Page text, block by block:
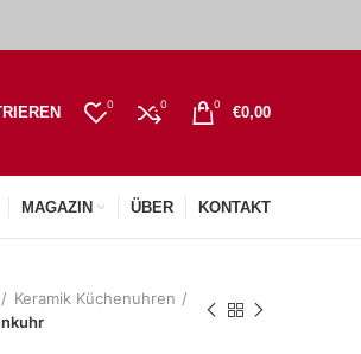
0 0 0 €0,00
MAGAZIN ÜBER KONTAKT
Keramik Küchenuhren